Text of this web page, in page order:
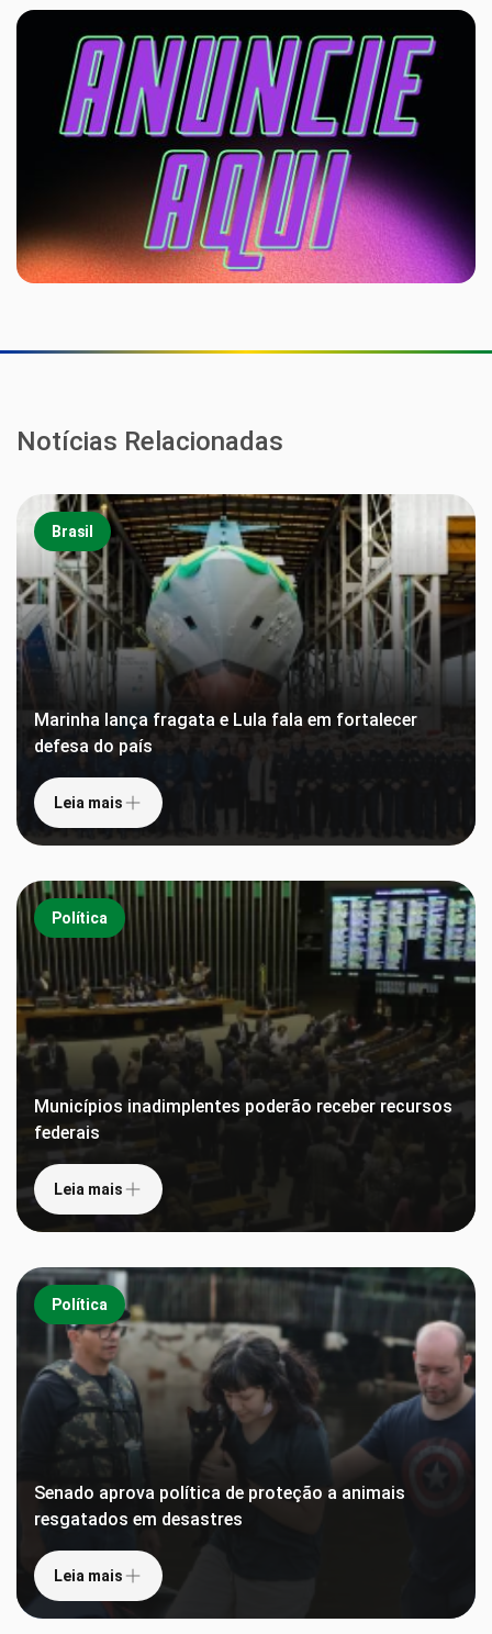
Notícias Relacionadas
Brasil
Marinha lança fragata e Lula fala em fortalecer
defesa do país
Leia mais
Política
Municípios inadimplentes poderão receber recursos
federais
Leia mais
Política
Senado aprova política de proteção a animais
resgatados em desastres
Leia mais